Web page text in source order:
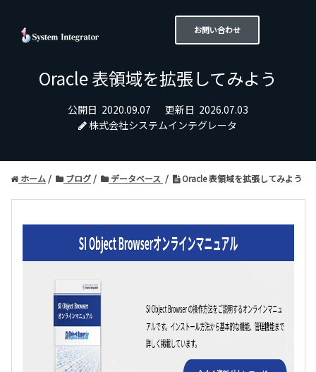
お問い合わせ
Oracle 表領域を拡張してみよう
公開日 2020.09.07 更新日 2026.07.03
株式会社システムインテグレータ
ホーム ブログ データベース Oracle 表領域を拡張してみよう